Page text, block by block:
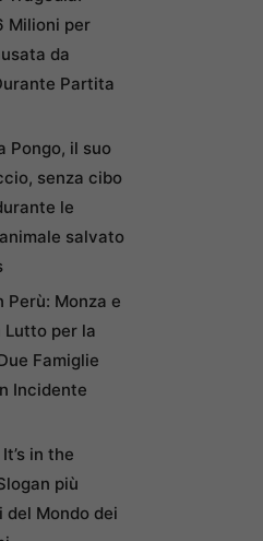
Milioni per
da
Partita
Pongo, il suo
senza cibo
le
salvato
Perù: Monza e
Lutto per la
Famiglie
Incidente
in the
più
del Mondo dei